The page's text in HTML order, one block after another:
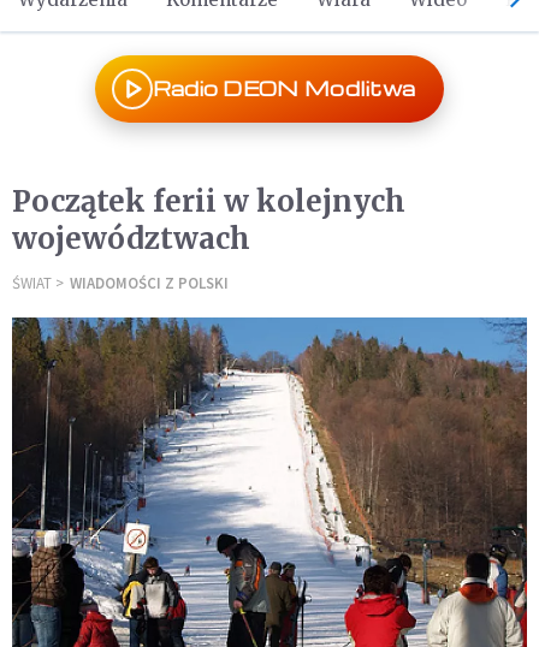
Radio DEON Modlitwa
Początek ferii w kolejnych
województwach
ŚWIAT WIADOMOŚCI Z POLSKI